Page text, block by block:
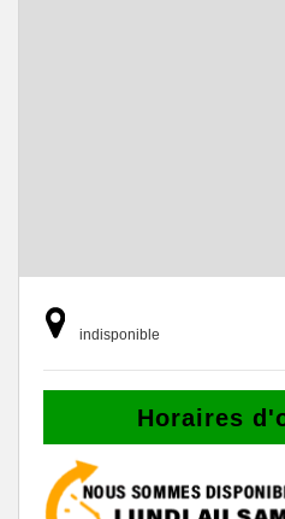
indisponible
Horaires